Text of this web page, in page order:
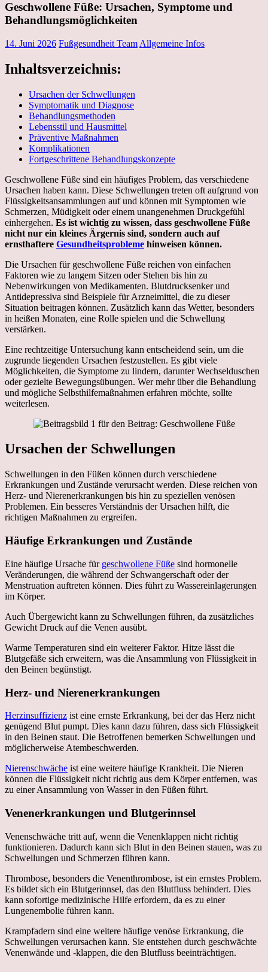
Geschwollene Füße: Ursachen, Symptome und
Behandlungsmöglichkeiten
14. Juni 2026 Fußgesundheit Team Allgemeine Infos
Inhaltsverzeichnis:
Ursachen der Schwellungen
Symptomatik und Diagnose
Behandlungsmethoden
Lebensstil und Hausmittel
Präventive Maßnahmen
Komplikationen
Fortgeschrittene Behandlungskonzepte
Geschwollene Füße sind ein häufiges Problem, das verschiedene
Ursachen haben kann. Diese Schwellungen treten oft aufgrund von
Flüssigkeitsansammlungen auf und können mit Symptomen wie
Schmerzen, Müdigkeit oder einem unangenehmen Druckgefühl
einhergehen. Es ist wichtig zu wissen, dass geschwollene Füße
nicht nur ein kleines Ärgernis sind, sondern auch auf
ernsthaftere Gesundheitsprobleme hinweisen können.
Die Ursachen für geschwollene Füße reichen von einfachen
Faktoren wie zu langem Sitzen oder Stehen bis hin zu
Nebenwirkungen von Medikamenten. Blutdrucksenker und
Antidepressiva sind Beispiele für Arzneimittel, die zu dieser
Situation beitragen können. Zusätzlich kann das Wetter, besonders
in heißen Monaten, eine Rolle spielen und die Schwellung
verstärken.
Eine rechtzeitige Untersuchung kann entscheidend sein, um die
zugrunde liegenden Ursachen festzustellen. Es gibt viele
Möglichkeiten, die Symptome zu lindern, darunter Wechselduschen
oder gezielte Bewegungsübungen. Wer mehr über die Behandlung
und mögliche Selbsthilfemaßnahmen erfahren möchte, sollte
weiterlesen.
Ursachen der Schwellungen
Schwellungen in den Füßen können durch verschiedene
Erkrankungen und Zustände verursacht werden. Diese reichen von
Herz- und Nierenerkrankungen bis hin zu speziellen venösen
Problemen. Ein besseres Verständnis der Ursachen hilft, die
richtigen Maßnahmen zu ergreifen.
Häufige Erkrankungen und Zustände
Eine häufige Ursache für geschwollene Füße sind hormonelle
Veränderungen, die während der Schwangerschaft oder der
Menstruation auftreten können. Dies führt zu Wassereinlagerungen
im Körper.
Auch Übergewicht kann zu Schwellungen führen, da zusätzliches
Gewicht Druck auf die Venen ausübt.
Warme Temperaturen sind ein weiterer Faktor. Hitze lässt die
Blutgefäße sich erweitern, was die Ansammlung von Flüssigkeit in
den Beinen begünstigt.
Herz- und Nierenerkrankungen
Herzinsuffizienz ist eine ernste Erkrankung, bei der das Herz nicht
genügend Blut pumpt. Dies kann dazu führen, dass sich Flüssigkeit
in den Beinen staut. Die Betroffenen bemerken Schwellungen und
möglicherweise Atembeschwerden.
Nierenschwäche ist eine weitere häufige Krankheit. Die Nieren
können die Flüssigkeit nicht richtig aus dem Körper entfernen, was
zu einer Ansammlung von Wasser in den Füßen führt.
Venenerkrankungen und Blutgerinnsel
Venenschwäche tritt auf, wenn die Venenklappen nicht richtig
funktionieren. Dadurch kann sich Blut in den Beinen stauen, was zu
Schwellungen und Schmerzen führen kann.
Thrombose, besonders die Venenthrombose, ist ein ernstes Problem.
Es bildet sich ein Blutgerinnsel, das den Blutfluss behindert. Dies
kann sofortige medizinische Hilfe erfordern, da es zu einer
Lungenembolie führen kann.
Krampfadern sind eine weitere häufige venöse Erkrankung, die
Schwellungen verursachen kann. Sie entstehen durch geschwächte
Venenwände und -klappen, die den Blutfluss beeinträchtigen.